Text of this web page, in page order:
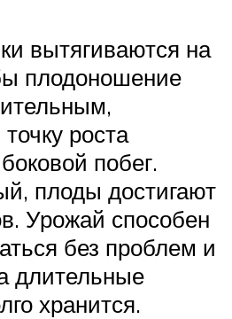
вытягиваются на
плодоношение
роста
побег.
плоды достигают
Урожай способен
без проблем и
длительные
хранится.